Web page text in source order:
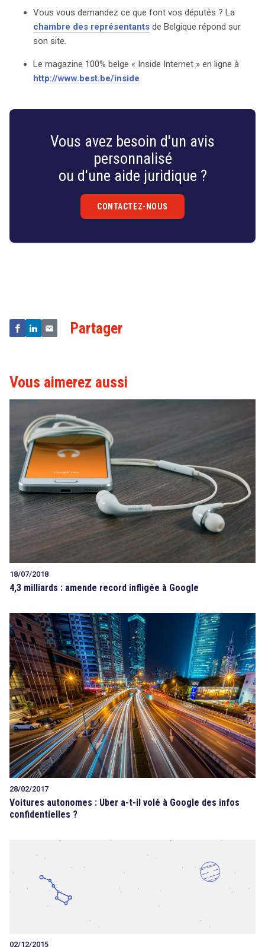
la Chambre des représentants pour suivre l’activité de
leurs députés et rester informés des décisions
politiques. Enfin, le magazine « Inside Internet »
(http://www.best.be/inside) offre une perspective unique
sur le monde du web belge. Que vous soyez à la
recherche d’informations officielles, de divertissement
Vous vous demandez ce que font vos députés ? La
chambre des représentants de Belgique répond sur
son site.
Le magazine 100% belge « Inside Internet » en ligne à
http://www.best.be/inside
Vous avez besoin d'un avis
personnalisé
ou d'une aide juridique ?
CONTACTEZ-NOUS
Partager
Vous aimerez aussi
18/07/2018
4,3 milliards : amende record infligée à Google
28/02/2017
Voitures autonomes : Uber a-t-il volé à Google des infos
confidentielles ?
02/12/2015
search